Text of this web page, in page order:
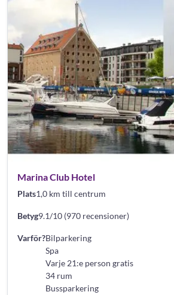
Marina Club Hotel
Plats1,0 km till centrum
Betyg9.1/10 (970 recensioner)
Varför?Bilparkering
Spa
Varje 21:e person gratis
34 rum
Bussparkering